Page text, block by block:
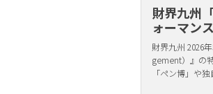
財界九州
ォーマン
財界九州 2026
gement）』の
「ペン博」や